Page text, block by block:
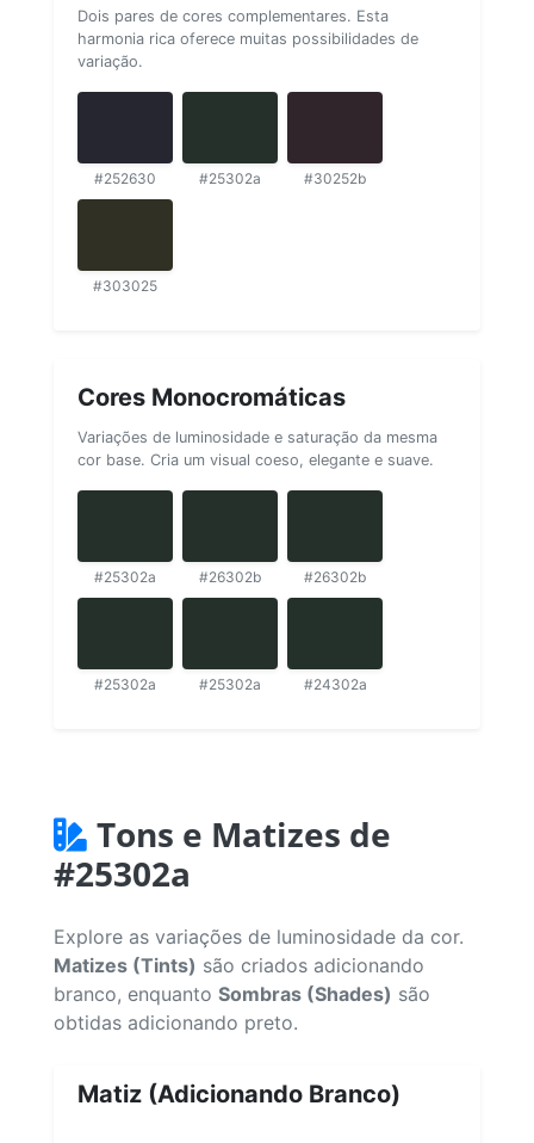
Dois pares de cores complementares. Esta
harmonia rica oferece muitas possibilidades de
variação.
#252630 #25302a #30252b
#303025
Cores Monocromáticas
Variações de luminosidade e saturação da mesma
cor base. Cria um visual coeso, elegante e suave.
#25302a #26302b #26302b
#25302a #25302a #24302a
Tons e Matizes de
#25302a
Explore as variações de luminosidade da cor.
Matizes (Tints) são criados adicionando
branco, enquanto Sombras (Shades) são
obtidas adicionando preto.
Matiz (Adicionando Branco)